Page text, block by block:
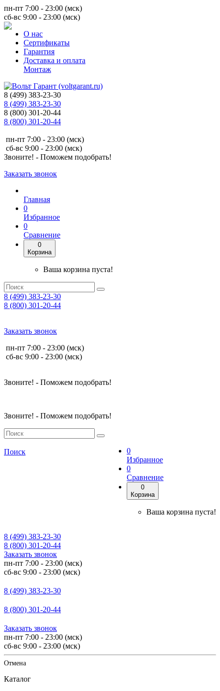
пн-пт 7:00 - 23:00 (мск)
сб-вс 9:00 - 23:00 (мск)
О нас
Сертификаты
Гарантия
Доставка и оплата
Монтаж
8 (499) 383-23-30
8 (499) 383-23-30
8 (800) 301-20-44
8 (800) 301-20-44
пн-пт 7:00 - 23:00 (мск)
сб-вс 9:00 - 23:00 (мск)
Звоните! - Поможем подобрать!
Заказать звонок
Главная
0
Избранное
0
Сравнение
0
Корзина
Ваша корзина пуста!
8 (499) 383-23-30
8 (800) 301-20-44
Заказать звонок
пн-пт 7:00 - 23:00 (мск)
сб-вс 9:00 - 23:00 (мск)
Звоните! - Поможем подобрать!
Звоните! - Поможем подобрать!
0
Избранное
0
Сравнение
0
Корзина
Ваша корзина пуста!
Поиск
8 (499) 383-23-30
8 (800) 301-20-44
Заказать звонок
пн-пт 7:00 - 23:00 (мск)
сб-вс 9:00 - 23:00 (мск)
8 (499) 383-23-30
8 (800) 301-20-44
Заказать звонок
пн-пт 7:00 - 23:00 (мск)
сб-вс 9:00 - 23:00 (мск)
Отмена
Каталог